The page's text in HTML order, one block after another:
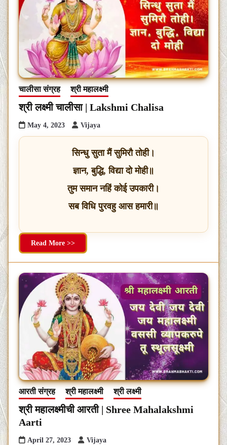
चालीसा संग्रह श्री महालक्ष्मी
श्री लक्ष्मी चालीसा | Lakshmi Chalisa
May 4, 2023 Vijaya
सिन्धु सुता मैं सुमिरौ तोही।
ज्ञान, बुद्धि, विद्या दो मोही॥
तुम समान नहिं कोई उपकारी।
सब विधि पुरवहु आस हमारी॥
Read More >>
आरती संग्रह श्री महालक्ष्मी श्री लक्ष्मी
श्री महालक्ष्मीची आरती | Shree Mahalakshmi
Aarti
April 27, 2023 Vijaya